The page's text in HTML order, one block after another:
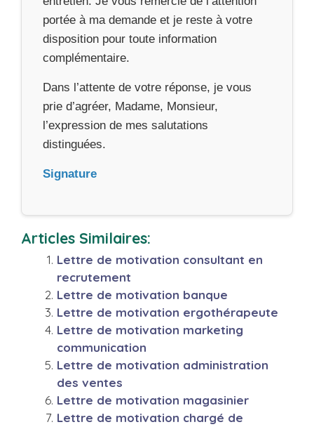
portée à ma demande et je reste à votre
disposition pour toute information
complémentaire.
Dans l’attente de votre réponse, je vous
prie d’agréer, Madame, Monsieur,
l’expression de mes salutations
distinguées.
Signature
Articles Similaires:
Lettre de motivation consultant en
recrutement
Lettre de motivation banque
Lettre de motivation ergothérapeute
Lettre de motivation marketing
communication
Lettre de motivation administration
des ventes
Lettre de motivation magasinier
Lettre de motivation chargé de